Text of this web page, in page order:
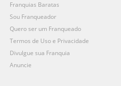
Franquias Baratas
Sou Franqueador
Quero ser um Franqueado
Termos de Uso e Privacidade
Divulgue sua Franquia
Anuncie